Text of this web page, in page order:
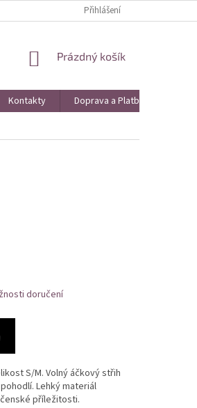
ZBOŽÍ A REKLAMACE KONTAKTY
Přihlášení
NÁKUPNÍ
Prázdný košík
Kontakty Doprava a Platba
doručení
S/M. Volný áčkový střih
Lehký materiál
příležitosti.